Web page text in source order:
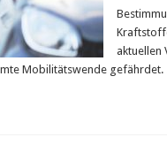
aktuellen
Mobilitätswende